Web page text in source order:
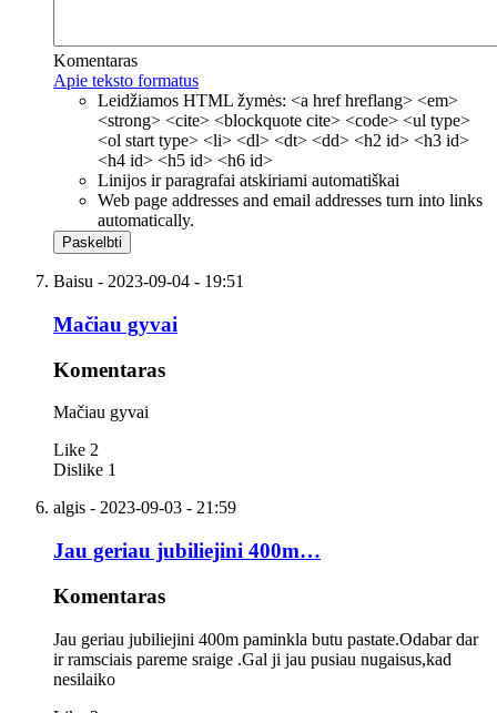
Komentaras
Apie teksto formatus
Leidžiamos HTML žymės: <a href hreflang> <em>
<strong> <cite> <blockquote cite> <code> <ul type>
<ol start type> <li> <dl> <dt> <dd> <h2 id> <h3 id>
<h4 id> <h5 id> <h6 id>
Linijos ir paragrafai atskiriami automatiškai
Web page addresses and email addresses turn into links
automatically.
Baisu - 2023-09-04 - 19:51
Mačiau gyvai
Komentaras
Mačiau gyvai
Like 2
Dislike 1
algis - 2023-09-03 - 21:59
Jau geriau jubiliejini 400m…
Komentaras
Jau geriau jubiliejini 400m paminkla butu pastate.Odabar dar
ir ramsciais pareme sraige .Gal ji jau pusiau nugaisus,kad
nesilaiko